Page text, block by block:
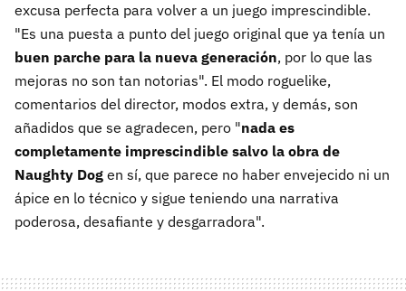
excusa perfecta para volver a un juego imprescindible.
"Es una puesta a punto del juego original que ya tenía un
buen parche para la nueva generación, por lo que las
mejoras no son tan notorias". El modo roguelike,
comentarios del director, modos extra, y demás, son
añadidos que se agradecen, pero "nada es
completamente imprescindible salvo la obra de
Naughty Dog en sí, que parece no haber envejecido ni un
ápice en lo técnico y sigue teniendo una narrativa
poderosa, desafiante y desgarradora".